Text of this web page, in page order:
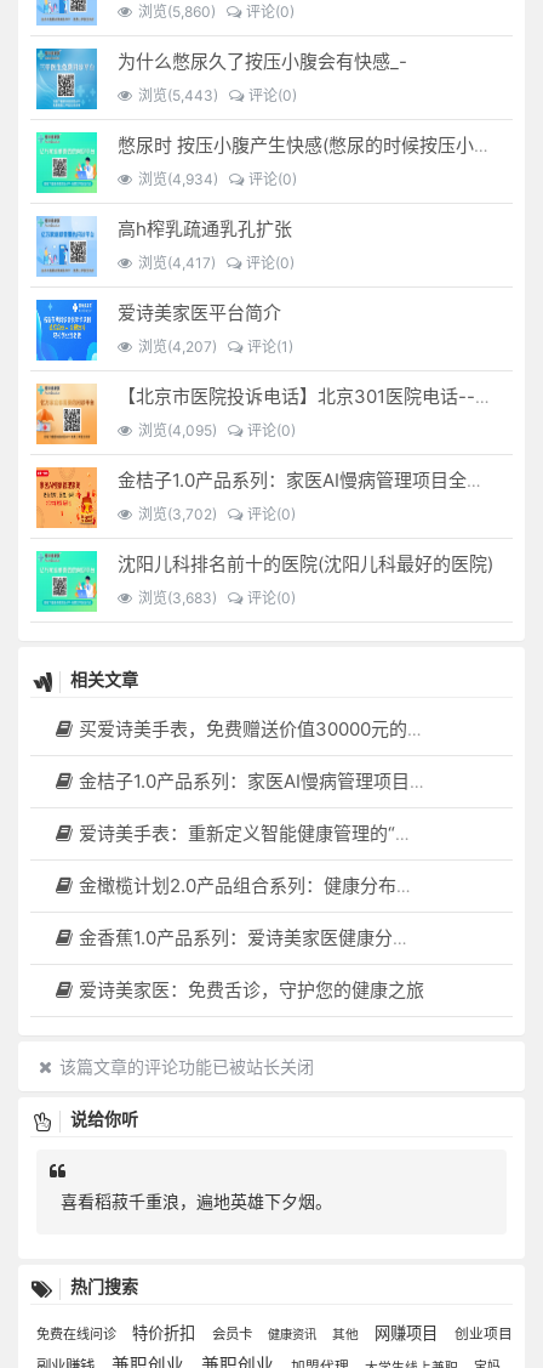
浏览(5,860) 评论(0)
为什么憋尿久了按压小腹会有快感_-
浏览(5,443) 评论(0)
憋尿时 按压小腹产生快感(憋尿的时候按压小腹是什么感觉)
浏览(4,934) 评论(0)
高h榨乳疏通乳孔扩张
浏览(4,417) 评论(0)
爱诗美家医平台简介
浏览(4,207) 评论(1)
【北京市医院投诉电话】北京301医院电话--(北京301医院投诉电话多少)
浏览(4,095) 评论(0)
金桔子1.0产品系列：家医AI慢病管理项目全国招募区域合伙人，低投入，高回报，长收益
浏览(3,702) 评论(0)
沈阳儿科排名前十的医院(沈阳儿科最好的医院)
浏览(3,683) 评论(0)
相关文章
买爱诗美手表，免费赠送价值30000元的数智化门店系统一套（含硬件）
金桔子1.0产品系列：家医AI慢病管理项目全国招募区域合伙人，低投入，高回报，长收益
爱诗美手表：重新定义智能健康管理的“医疗级守护者”
金橄榄计划2.0产品组合系列：健康分布机（健康一体机）+慢病管理系统，可落地在健康小屋，社区服务中心等等
金香蕉1.0产品系列：爱诗美家医健康分布机，健康一体机，社区服务中心，药店，健康小屋都需要
爱诗美家医：免费舌诊，守护您的健康之旅
该篇文章的评论功能已被站长关闭
说给你听
喜看稻菽千重浪，遍地英雄下夕烟。
热门搜索
免费在线问诊 特价折扣 会员卡 健康资讯 其他 网赚项目 创业项目